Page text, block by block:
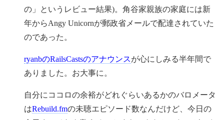
の」というレビュー結果)。角谷家親族の家庭には新
年からAngy Unicornが郵政省メールで配達されていた
のであった。
ryanbのRailsCastsのアナウンスが心にしみる半年間で
ありました。お大事に。
自分にココロの余裕がどれぐらいあるかのバロメータ
はRebuild.fmの未聴エピソード数なんだけど、今日の